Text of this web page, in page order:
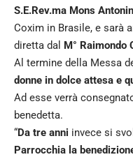
S.E.Rev.ma Mons
Coxim in Brasile, e sarà
diretta dal M° Raimondo
Al termine della Messa
donne in dolce attesa e
Ad esse verrà
benedetta.
“Da tre anni invece si
Parrocchia la